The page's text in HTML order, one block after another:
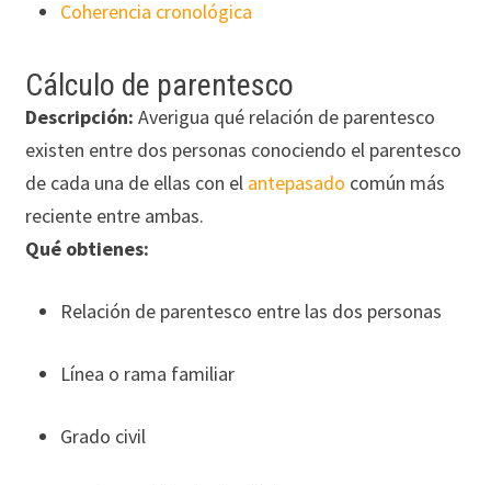
Coherencia cronológica
Cálculo de parentesco
Descripción: Averigua qué relación de parentesco
existen entre dos personas conociendo el parentesco
de cada una de ellas con el antepasado común más
reciente entre ambas.
Qué obtienes:
Relación de parentesco entre las dos personas
Línea o rama familiar
Grado civil